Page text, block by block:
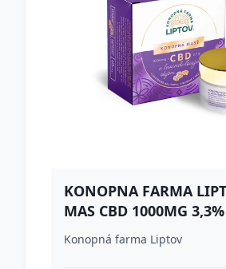
KONOPNA FARMA
MAS CBD 1000MG
Konopná farma Liptov